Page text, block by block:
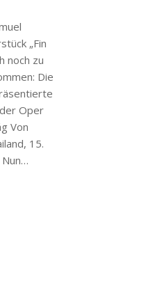
„Fin
noch zu
Die
Oper
Von
15.